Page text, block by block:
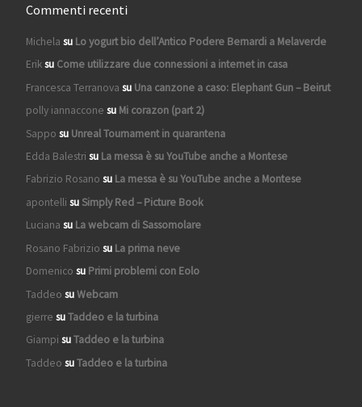
Commenti recenti
Michela su Lo yogurt bio dell’Antico Podere Bernardi a Melaverde
Eriksu Come utilizzare due connessioni a internet in casa
Francesca Terranova su Una canzone a caso: Elephant Gun – Beirut
polly iannaccone su Mi corazon (part 2)
Sappo su Unreal Tournament in quarantena
Edda Balestri su La messa è su YouTube anche a Montese
Fabrizio Rosano su La messa è su YouTube anche a Montese
apontelli suSimply Red – Picture Book
Luciana su La webcam di Sassomolare
Rosano Fabrizio su La prima neve
Domenico su Primi problemi con Eolo
Taddeo suWebcam
gierre suTaddeo e la turbina
Giampi suTaddeo e la turbina
Taddeo suTaddeo e la turbina